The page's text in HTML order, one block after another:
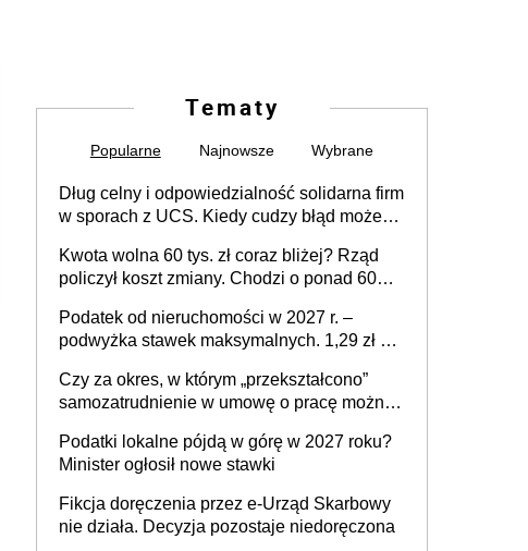
Tematy
Popularne Najnowsze Wybrane
Dług celny i odpowiedzialność solidarna firm
w sporach z UCS. Kiedy cudzy błąd może
Kwota wolna 60 tys. zł coraz bliżej? Rząd
policzył koszt zmiany. Chodzi o ponad 60
Podatek od nieruchomości w 2027 r. –
podwyżka stawek maksymalnych. 1,29 zł za
budynków i lokali związanych z
prowadzeniem działalności gospodarczej
Czy za okres, w którym „przekształcono”
samozatrudnienie w umowę o pracę można
umowy cywilnoprawnej jedynym
racjonalnym wyjściem
Podatki lokalne pójdą w górę w 2027 roku?
Minister ogłosił nowe stawki
Fikcja doręczenia przez e-Urząd Skarbowy
nie działa. Decyzja pozostaje niedoręczona